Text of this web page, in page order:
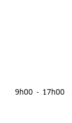
9h00 - 17h00
LinkedIn